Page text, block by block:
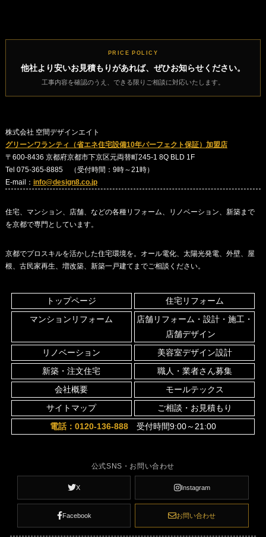
PRICE POLICY
他社より安いお見積もりがあれば、ぜひお知らせください。
工事内容を確認のうえ、できる限りご相談に対応いたします。
株式会社 空間デザインエイト
グリーンワランティ（省エネ住宅設備10年パーフェクト保証）加盟店
〒600-8436 京都府京都市下京区元両替町245-1 8Q BLD 1F
Tel 075-365-8885 （受付時間：9時～21時）
E-mail： info@design8.co.jp
住宅、マンション、店舗、などの各種リフォーム、リノベーション、新築まで
を京都で専門としています。
京都でプロスキルを活かした住宅環境を。オール電化、太陽光発電、外壁、屋
根、古民家再生、増改築、新築一戸建てまでご相談ください。
トップページ
住宅リフォーム
マンションリフォーム
店舗リフォーム・設計・施工・
店舗デザイン
リノベーション
美容室デザイン設計
新築・注文住宅
職人・業者さん募集
会社概要
モールテックス
サイトマップ
ご相談・お見積もり
電話：0120-136-888受付時間9:00～21:00
公式SNS・お問い合わせ
X Instagram
Facebook お問い合わせ